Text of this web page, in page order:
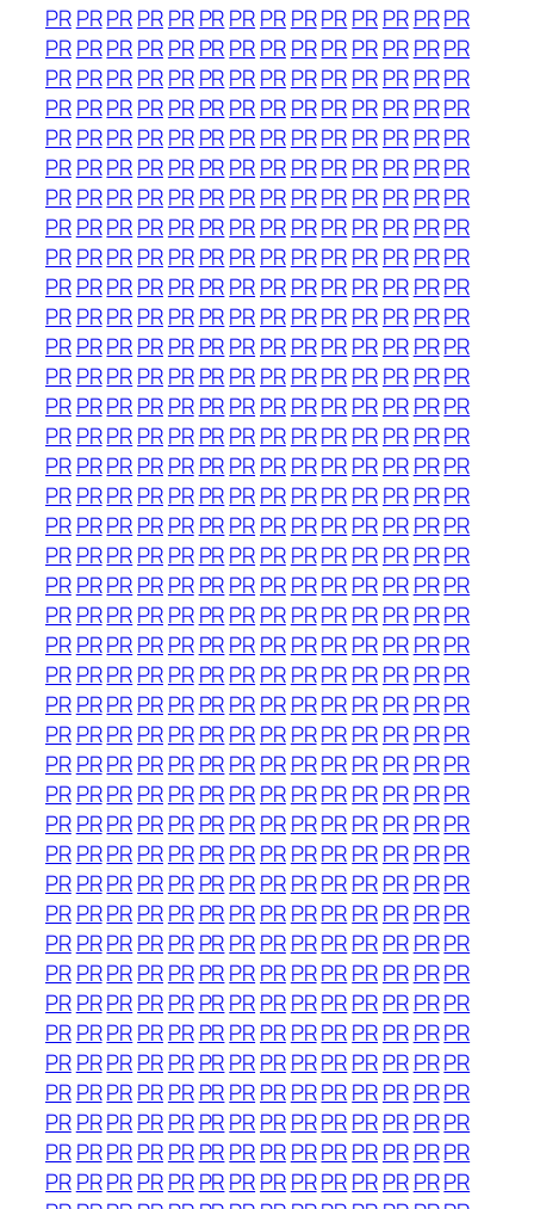
PRPRPRPRPR PRPRPRPRPRPRPR PRPR
PRPRPRPRPR PRPRPRPRPRPRPR PRPR
PRPRPRPRPR PRPRPRPRPRPRPR PRPR
PRPRPRPRPR PRPRPRPRPRPRPR PRPR
PRPRPRPRPR PRPRPRPRPRPRPR PRPR
PRPRPRPRPR PRPRPRPRPRPRPR PRPR
PRPRPRPRPR PRPRPRPRPRPRPR PRPR
PRPRPRPRPR PRPRPRPRPRPRPR PRPR
PRPRPRPRPR PRPRPRPRPRPRPR PRPR
PRPRPRPRPR PRPRPRPRPRPRPR PRPR
PRPRPRPRPR PRPRPRPRPRPRPR PRPR
PRPRPRPRPR PRPRPRPRPRPRPR PRPR
PRPRPRPRPR PRPRPRPRPRPRPR PRPR
PRPRPRPRPR PRPRPRPRPRPRPR PRPR
PRPRPRPRPR PRPRPRPRPRPRPR PRPR
PRPRPRPRPR PRPRPRPRPRPRPR PRPR
PRPRPRPRPR PRPRPRPRPRPRPR PRPR
PRPRPRPRPR PRPRPRPRPRPRPR PRPR
PRPRPRPRPR PRPRPRPRPRPRPR PRPR
PRPRPRPRPR PRPRPRPRPRPRPR PRPR
PRPRPRPRPR PRPRPRPRPRPRPR PRPR
PRPRPRPRPR PRPRPRPRPRPRPR PRPR
PRPRPRPRPR PRPRPRPRPRPRPR PRPR
PRPRPRPRPR PRPRPRPRPRPRPR PRPR
PRPRPRPRPR PRPRPRPRPRPRPR PRPR
PRPRPRPRPR PRPRPRPRPRPRPR PRPR
PRPRPRPRPR PRPRPRPRPRPRPR PRPR
PRPRPRPRPR PRPRPRPRPRPRPR PRPR
PRPRPRPRPR PRPRPRPRPRPRPR PRPR
PRPRPRPRPR PRPRPRPRPRPRPR PRPR
PRPRPRPRPR PRPRPRPRPRPRPR PRPR
PRPRPRPRPR PRPRPRPRPRPRPR PRPR
PRPRPRPRPR PRPRPRPRPRPRPR PRPR
PRPRPRPRPR PRPRPRPRPRPRPR PRPR
PRPRPRPRPR PRPRPRPRPRPRPR PRPR
PRPRPRPRPR PRPRPRPRPRPRPR PRPR
PRPRPRPRPR PRPRPRPRPRPRPR PRPR
PRPRPRPRPR PRPRPRPRPRPRPR PRPR
PRPRPRPRPR PRPRPRPRPRPRPR PRPR
PRPRPRPRPR PRPRPRPRPRPRPR PRPR